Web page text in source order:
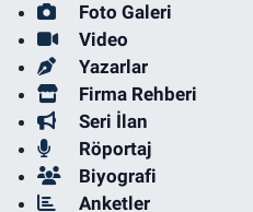
Foto Galeri
Video
Yazarlar
Firma Rehberi
Seri İlan
Röportaj
Biyografi
Anketler